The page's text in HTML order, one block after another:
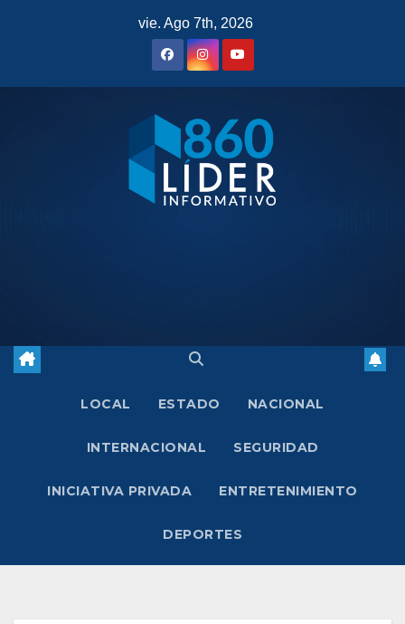
vie. Ago 7th, 2026
LOCAL ESTADO NACIONAL
INTERNACIONAL SEGURIDAD
INICIATIVA PRIVADA ENTRETENIMIENTO
DEPORTES